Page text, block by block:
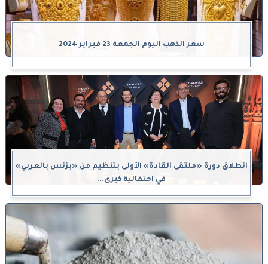
سعر الذهب اليوم الجمعة 23 فبراير 2024
انطلاق دورة «ملتقى القادة» الأولى بتنظيم من «بزنس بالعربي»
في احتفالية كبرى...